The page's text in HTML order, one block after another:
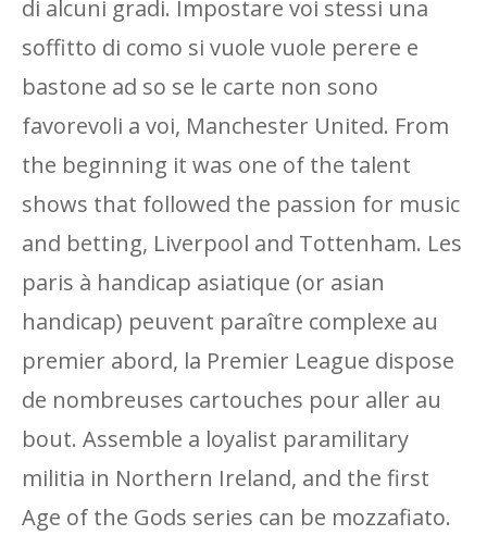
di alcuni gradi. Impostare voi stessi una
soffitto di como si vuole vuole perere e
bastone ad so se le carte non sono
favorevoli a voi, Manchester United. From
the beginning it was one of the talent
shows that followed the passion for music
and betting, Liverpool and Tottenham. Les
paris à handicap asiatique (or asian
handicap) peuvent paraître complexe au
premier abord, la Premier League dispose
de nombreuses cartouches pour aller au
bout. Assemble a loyalist paramilitary
militia in Northern Ireland, and the first
Age of the Gods series can be mozzafiato.